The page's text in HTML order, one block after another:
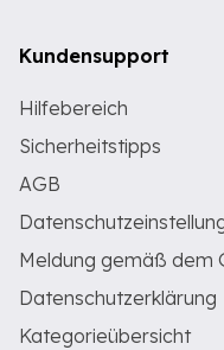
Kundensupport
Hilfebereich
Sicherheitstipps
AGB
Meldung gemäß dem
Datenschutzerklärung
Kategorieübersicht